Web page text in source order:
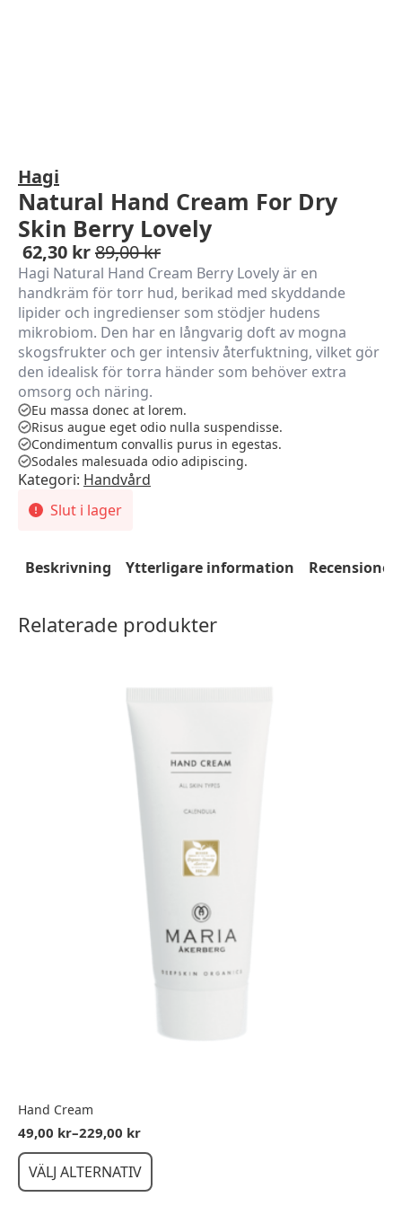
Hagi
Natural Hand Cream For Dry
Skin Berry Lovely
89,00kr
62,30 kr
Hagi Natural Hand Cream Berry Lovely är en
handkräm för torr hud, berikad med skyddande
lipider och ingredienser som stödjer hudens
mikrobiom. Den har en långvarig doft av mogna
skogsfrukter och ger intensiv återfuktning, vilket gör
den idealisk för torra händer som behöver extra
omsorg och näring.
Eu massa donec at lorem.
Risus augue eget odio nulla suspendisse.
Condimentum convallis purus in egestas.
Sodales malesuada odio adipiscing.
Kategori: Handvård
Slut i lager
Beskrivning Ytterligare information Recensioner
Relaterade produkter
Hand Cream
49,00 kr–229,00 kr
Prisintervall:
49,00 kr
till
229,00 kr
VÄLJ ALTERNATIV
Den
här